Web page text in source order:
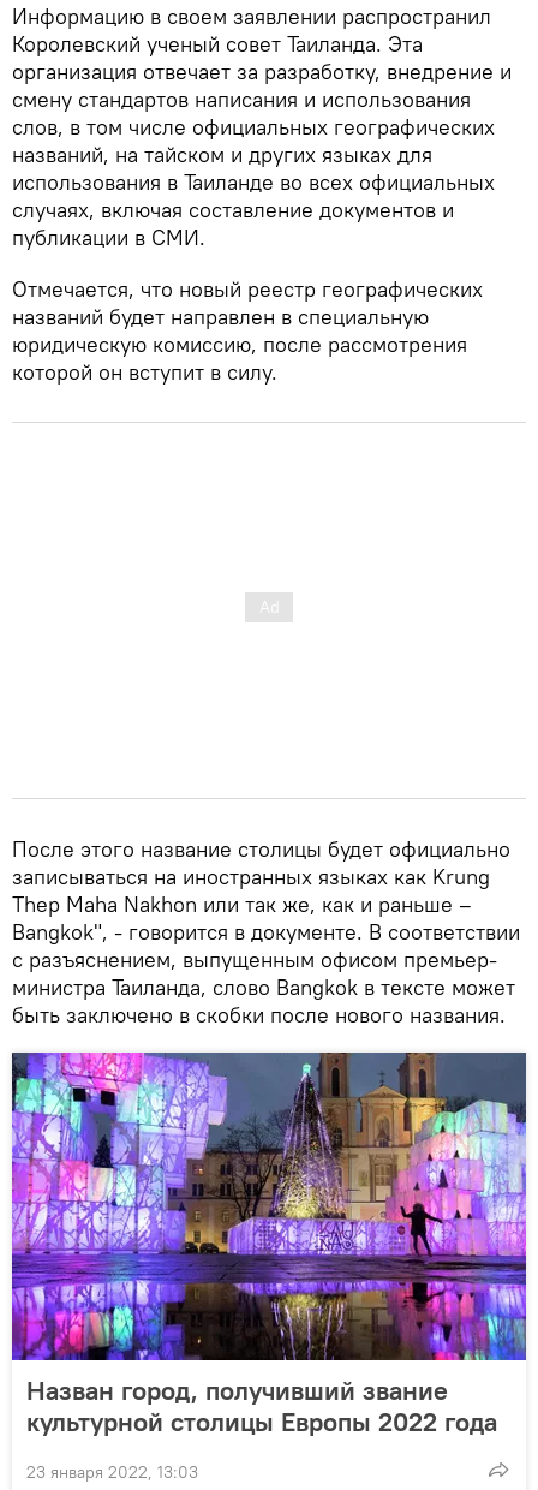
Информацию в своем заявлении распространил
Королевский ученый совет Таиланда. Эта
организация отвечает за разработку, внедрение и
смену стандартов написания и использования
слов, в том числе официальных географических
названий, на тайском и других языках для
использования в Таиланде во всех официальных
случаях, включая составление документов и
публикации в СМИ.
Отмечается, что новый реестр географических
названий будет направлен в специальную
юридическую комиссию, после рассмотрения
которой он вступит в силу.
После этого название столицы будет официально
записываться на иностранных языках как Krung
Thep Maha Nakhon или так же, как и раньше –
Bangkok", - говорится в документе. В соответствии
с разъяснением, выпущенным офисом премьер-
министра Таиланда, слово Bangkok в тексте может
быть заключено в скобки после нового названия.
Назван город, получивший звание
культурной столицы Европы 2022 года
23 января 2022, 13:03